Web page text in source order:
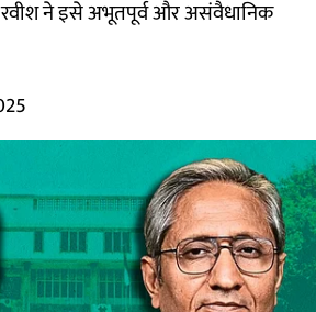
रवीश ने इसे अभूतपूर्व और असंवैधानिक